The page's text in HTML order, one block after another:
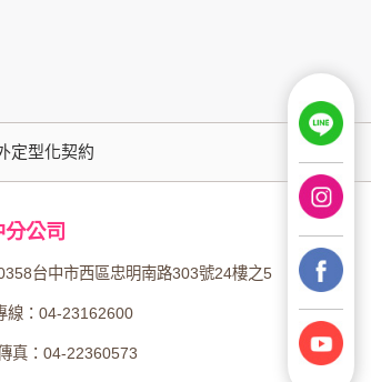
會視需要公佈統計數據及說
處取得個人資料。
冊成功，並登入使用我們的
關資料，當您註冊成功，並
定型化契約
分公司
台中市西區忠明南路303號24樓之5
線：04-23162600
真：04-22360573